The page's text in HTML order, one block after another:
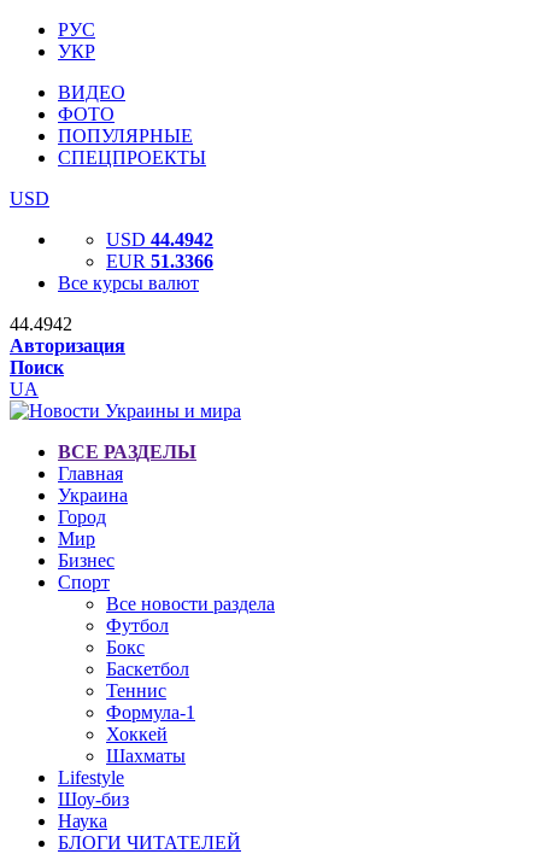
РУС
УКР
ВИДЕО
ФОТО
ПОПУЛЯРНЫЕ
СПЕЦПРОЕКТЫ
USD
USD 44.4942
EUR 51.3366
Все курсы валют
44.4942
Авторизация
Поиск
UA
ВСЕ РАЗДЕЛЫ
Главная
Украина
Город
Мир
Бизнес
Спорт
Все новости раздела
Футбол
Бокс
Баскетбол
Теннис
Формула-1
Хоккей
Шахматы
Lifestyle
Шоу-биз
Наука
БЛОГИ ЧИТАТЕЛЕЙ